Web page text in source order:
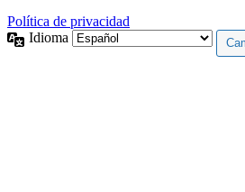
Política de privacidad
Idioma